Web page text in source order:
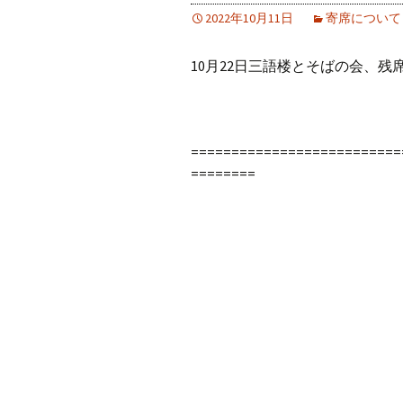
2022年10月11日 寄席について
10月22日三語楼とそばの会、残
========